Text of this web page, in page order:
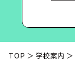
TOP 学校案内